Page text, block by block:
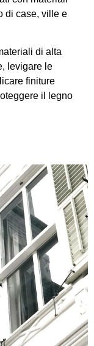
di case, ville e
di alta
levigare le
finiture
il legno